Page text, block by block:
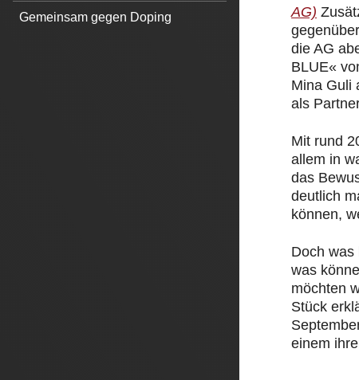
AG)
die AG
BLUE«
Mina Guli
als
Mit rund
allem in
das
deutlich
können,
Doch was
was
möchten
Stück
einem
Gemeinsam gegen Doping